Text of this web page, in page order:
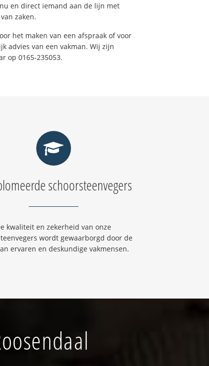
en direct iemand aan de lijn met
zaken.
het maken van een afspraak of voor
advies van een vakman. Wij zijn
op 0165-235053.
schoorsteenvegers
kwaliteit en zekerheid van onze
wordt gewaarborgd door de
ervaren en deskundige vakmensen.